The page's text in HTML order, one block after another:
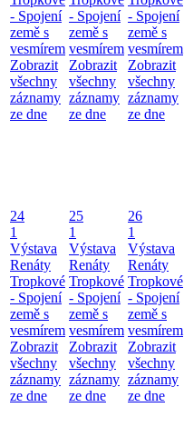
- Spojení
země s
vesmírem
Zobrazit
všechny
záznamy
ze dne
- Spojení
země s
vesmírem
Zobrazit
všechny
záznamy
ze dne
- Spojení
země s
vesmírem
Zobrazit
všechny
záznamy
ze dne
24
1
Výstava
Renáty
Tropkové
- Spojení
země s
vesmírem
Zobrazit
všechny
záznamy
ze dne
25
1
Výstava
Renáty
Tropkové
- Spojení
země s
vesmírem
Zobrazit
všechny
záznamy
ze dne
26
1
Výstava
Renáty
Tropkové
- Spojení
země s
vesmírem
Zobrazit
všechny
záznamy
ze dne